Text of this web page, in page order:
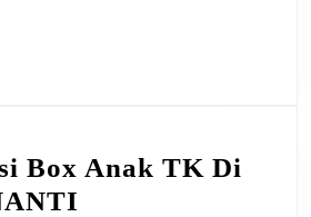
Box Anak TK Di